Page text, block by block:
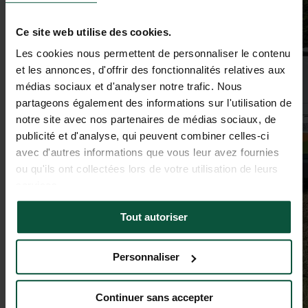
Ce site web utilise des cookies.
Les cookies nous permettent de personnaliser le contenu
et les annonces, d'offrir des fonctionnalités relatives aux
médias sociaux et d'analyser notre trafic. Nous
partageons également des informations sur l'utilisation de
notre site avec nos partenaires de médias sociaux, de
publicité et d'analyse, qui peuvent combiner celles-ci
avec d'autres informations que vous leur avez fournies
ou qu'ils ont collectées lors de votre utilisation de leurs
Tout autoriser
Personnaliser
Continuer sans accepter